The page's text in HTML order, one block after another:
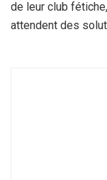
de leur club
attendent des